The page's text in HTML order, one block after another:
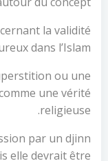
la validité
dans l’Islam.
ou une
une vérité
religieuse.
par un djinn
elle devrait être